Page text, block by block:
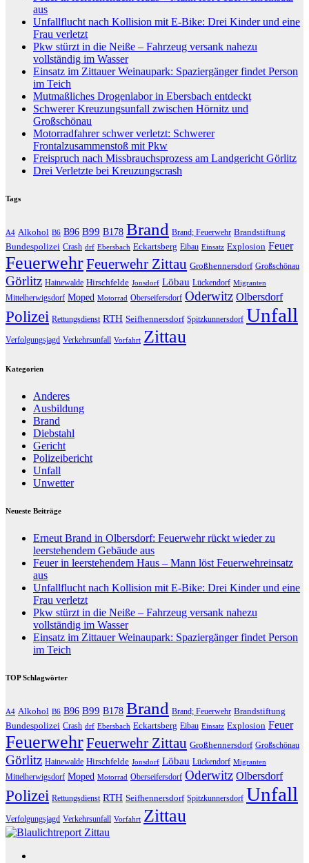
aus
Unfallflucht nach Kollision mit E-Bike: Drei Kinder und eine
Frau verletzt
Pkw stürzt in die Neiße – Fahrzeug versank nahezu
vollständig im Wasser
Einsatz im Zittauer Weinaupark: Spaziergänger findet Person
im Teich
Mutmaßliches Drogenlabor in Ebersbach entdeckt
Schwerer Kreuzungsunfall zwischen Hörnitz und
Großschönau
Motorradfahrer schwer verletzt: Schwerer
Frontalzusammenstoß mit Pkw
Freispruch nach Missbrauchsprozess am Landgericht Görlitz
Drei Verletzte bei Kreuzungscrash
Tags
A4 Alkohol B6 B96 B99 B178 Brand Brand; Feuerwehr Brandstiftung
Bundespolizei Crash drf Ebersbach Eckartsberg Eibau Einsatz Explosion Feuer
FeuerwehrFeuerwehr Zittau Großhennersdorf Großschönau
Görlitz Hainewalde Hirschfelde Jonsdorf Löbau Lückendorf Migranten
Mittelherwigsdorf Moped Motorrad Oberseifersdorf Oderwitz Olbersdorf
Polizei Rettungsdienst RTH Seifhennersdorf Spitzkunnersdorf Unfall
Verfolgungsjagd Verkehrsunfall Vorfahrt Zittau
Kategorien
Anderes
Ausbildung
Brand
Diebstahl
Gericht
Polizeibericht
Unfall
Unwetter
Neueste Beiträge
Erneut Brand in Olbersdorf: Feuerwehr rückt wieder zu
leerstehendem Gebäude aus
Feuer in leerstehendem Haus – Mann löst Feuerwehreinsatz
aus
Unfallflucht nach Kollision mit E-Bike: Drei Kinder und eine
Frau verletzt
Pkw stürzt in die Neiße – Fahrzeug versank nahezu
vollständig im Wasser
Einsatz im Zittauer Weinaupark: Spaziergänger findet Person
im Teich
TOP Schlagwörter
A4 Alkohol B6 B96 B99 B178 Brand Brand; Feuerwehr Brandstiftung
Bundespolizei Crash drf Ebersbach Eckartsberg Eibau Einsatz Explosion Feuer
FeuerwehrFeuerwehr Zittau Großhennersdorf Großschönau
Görlitz Hainewalde Hirschfelde Jonsdorf Löbau Lückendorf Migranten
Mittelherwigsdorf Moped Motorrad Oberseifersdorf Oderwitz Olbersdorf
Polizei Rettungsdienst RTH Seifhennersdorf Spitzkunnersdorf Unfall
Verfolgungsjagd Verkehrsunfall Vorfahrt Zittau